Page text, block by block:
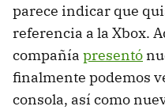
parece indicar que
referencia a la Xbox.
compañía presentó
finalmente podemos
consola, así como